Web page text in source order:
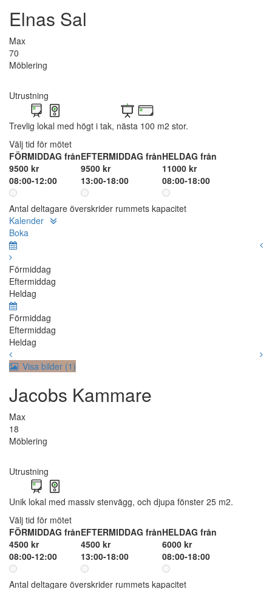
Elnas Sal
Max
70
Möblering
Utrustning
Trevlig lokal med högt i tak, nästa 100 m2 stor.
Välj tid för mötet
FÖRMIDDAG från
9500 kr
08:00-12:00
EFTERMIDDAG från
9500 kr
13:00-18:00
HELDAG från
11000 kr
08:00-18:00
Antal deltagare överskrider rummets kapacitet
Kalender
Boka
Förmiddag
Eftermiddag
Heldag
Förmiddag
Eftermiddag
Heldag
Visa bilder (1)
Jacobs Kammare
Max
18
Möblering
Utrustning
Unik lokal med massiv stenvägg, och djupa fönster 25 m2.
Välj tid för mötet
FÖRMIDDAG från
4500 kr
08:00-12:00
EFTERMIDDAG från
4500 kr
13:00-18:00
HELDAG från
6000 kr
08:00-18:00
Antal deltagare överskrider rummets kapacitet